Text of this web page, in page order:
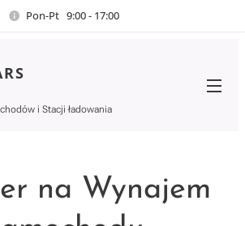
Pon-Pt 9:00 - 17:00
i Stacji ładowania
na Wynajem